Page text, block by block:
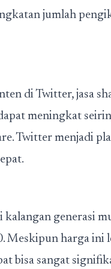
jumlah
di Twitter, jasa
meningkat
Twitter menjadi
generasi
Meskipun harga ini
bisa sangat